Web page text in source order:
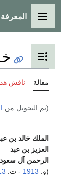
القائمةالمعرفة
تبديل عرض
مقالة ناقش
(تم التحويل من
الملك خالد بن
العزيز بن عبد
الرحمن آل سعود
(و. 1913 - ت.